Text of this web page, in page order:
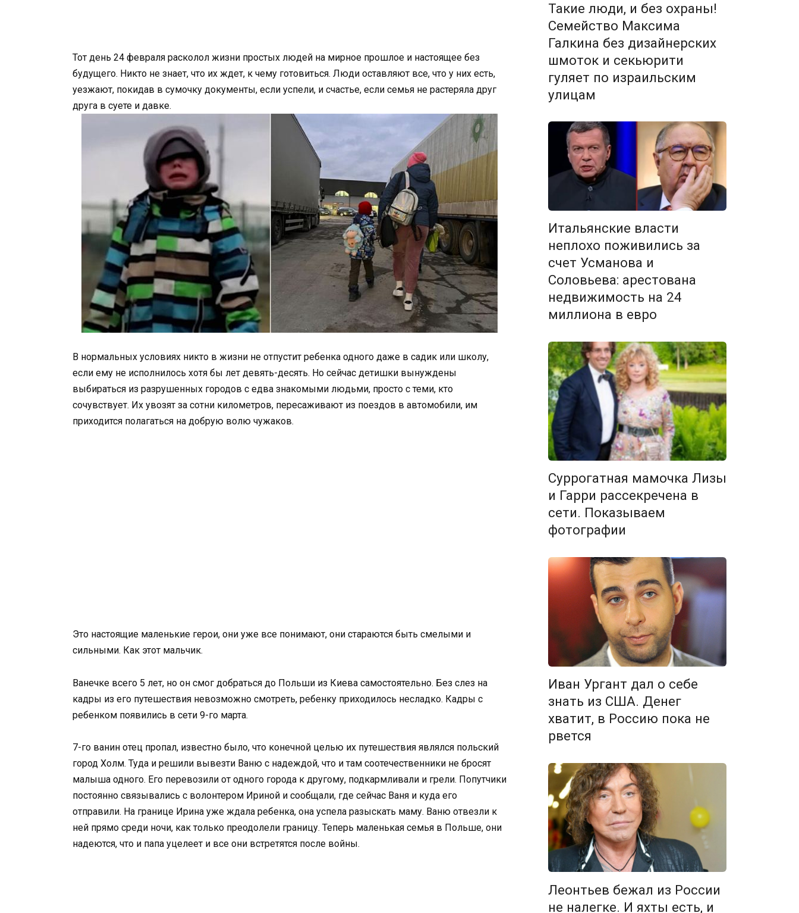
Тот день 24 февраля расколол жизни простых людей на мирное прошлое и настоящее без
будущего. Никто не знает, что их ждет, к чему готовиться. Люди оставляют все, что у них есть,
уезжают, покидав в сумочку документы, если успели, и счастье, если семья не растеряла друг
друга в суете и давке.
В нормальных условиях никто в жизни не отпустит ребенка одного даже в садик или школу,
если ему не исполнилось хотя бы лет девять-десять. Но сейчас детишки вынуждены
выбираться из разрушенных городов с едва знакомыми людьми, просто с теми, кто
сочувствует. Их увозят за сотни километров, пересаживают из поездов в автомобили, им
приходится полагаться на добрую волю чужаков.
Это настоящие маленькие герои, они уже все понимают, они стараются быть смелыми и
сильными. Как этот мальчик.
Ванечке всего 5 лет, но он смог добраться до Польши из Киева самостоятельно. Без слез на
кадры из его путешествия невозможно смотреть, ребенку приходилось несладко. Кадры с
ребенком появились в сети 9-го марта.
7-го ванин отец пропал, известно было, что конечной целью их путешествия являлся польский
город Холм. Туда и решили вывезти Ваню с надеждой, что и там соотечественники не бросят
малыша одного. Его перевозили от одного города к другому, подкармливали и грели. Попутчики
постоянно связывались с волонтером Ириной и сообщали, где сейчас Ваня и куда его
отправили. На границе Ирина уже ждала ребенка, она успела разыскать маму. Ваню отвезли к
ней прямо среди ночи, как только преодолели границу. Теперь маленькая семья в Польше, они
надеются, что и папа уцелеет и все они встретятся после войны.
Такие люди, и без охраны!
Семейство Максима
Галкина без дизайнерских
шмоток и секьюрити
гуляет по израильским
улицам
Итальянские власти
неплохо поживились за
счет Усманова и
Соловьева: арестована
недвижимость на 24
миллиона в евро
Суррогатная мамочка Лизы
и Гарри рассекречена в
сети. Показываем
фотографии
Иван Ургант дал о себе
знать из США. Денег
хватит, в Россию пока не
рвется
Леонтьев бежал из России
не налегке. И яхты есть, и